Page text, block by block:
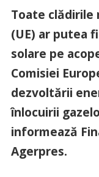
Toate clădirile
(UE) ar putea
solare pe
Comisiei
dezvoltării
înlocuirii
informează
Agerpres.